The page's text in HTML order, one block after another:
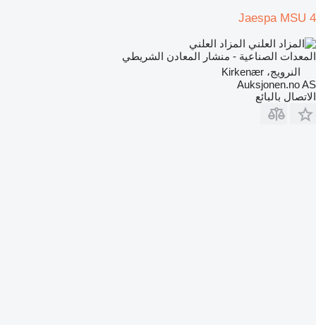
Jaespa MSU 4
المزاد العلني
المعدات الصناعية - منشار المعادن الشريطي
النرويج، Kirkenær
Auksjonen.no AS
الاتصال بالبائع